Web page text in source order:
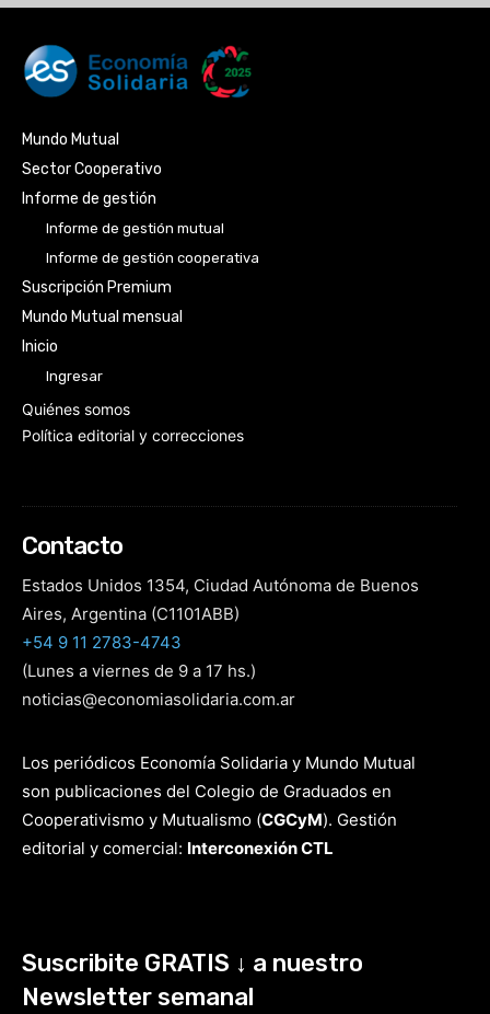
Mundo Mutual
Sector Cooperativo
Informe de gestión
Informe de gestión mutual
Informe de gestión cooperativa
Suscripción Premium
Mundo Mutual mensual
Inicio
Ingresar
Quiénes somos
Política editorial y correcciones
Contacto
Estados Unidos 1354, Ciudad Autónoma de Buenos
Aires, Argentina (C1101ABB)
+54 9 11 2783-4743
(Lunes a viernes de 9 a 17 hs.)
noticias@economiasolidaria.com.ar
Los periódicos Economía Solidaria y Mundo Mutual
son publicaciones del Colegio de Graduados en
Cooperativismo y Mutualismo (CGCyM). Gestión
editorial y comercial: Interconexión CTL
Suscribite GRATIS ↓ a nuestro
Newsletter semanal